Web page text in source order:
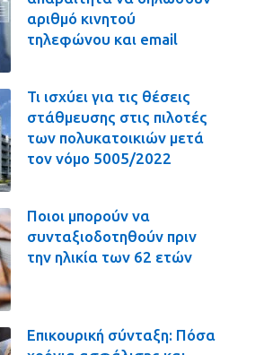
αριθμό κινητού
τηλεφώνου και email
Τι ισχύει για τις θέσεις
στάθμευσης στις πιλοτές
των πολυκατοικιών μετά
τον νόμο 5005/2022
Ποιοι μπορούν να
συνταξιοδοτηθούν πριν
την ηλικία των 62 ετών
Επικουρική σύνταξη: Πόσα